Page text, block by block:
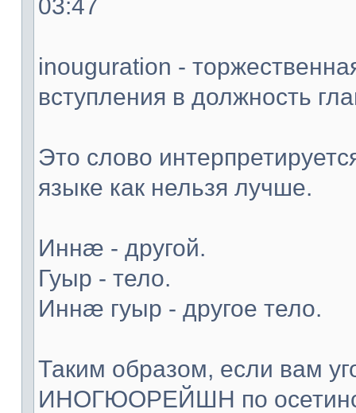
03:47
inouguration -
вступления в должность
Это слово
языке как нельзя лучше.
Иннæ - другой.
Гуыр - тело.
Иннæ гуыр - другое тело.
Таким образом, если вам
ИНОГЮОРЕЙШН по